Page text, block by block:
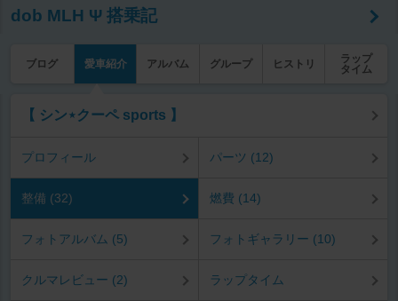
dob MLH Ψ 搭乗記
ブログ 愛車紹介 アルバム グループ ヒストリ
ラップ
タイム
【 シン⋆クーペ sports 】
プロフィール パーツ (12)
整備 (32) 燃費 (14)
フォトアルバム (5) フォトギャラリー (10)
クルマレビュー (2) ラップタイム